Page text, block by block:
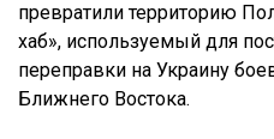
превратили территорию
хаб», используемый для
переправки на Украину
Ближнего Востока.